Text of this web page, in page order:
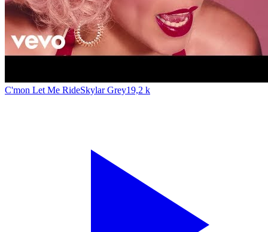
C'mon Let Me RideSkylar Grey19,2 k